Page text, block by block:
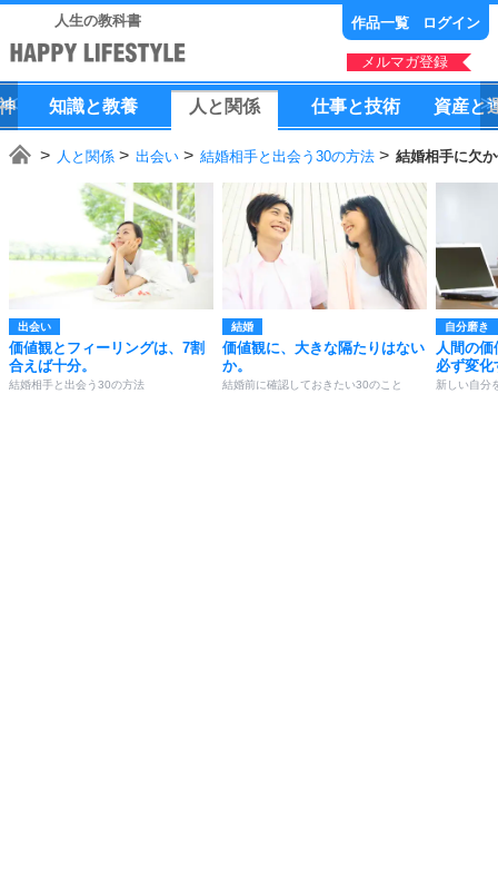
人生の教科書 作品一覧 ログイン
メルマガ登録
知識と教養 人 と 関係 仕事と技術 資産と
人と関係 出会い 結婚相手と出会う30の方法 結婚相手に欠
出会い
価値観とフィーリングは、7割
合えば十分。
結婚相手と出会う30の方法
結婚
価値観に、大きな隔たりはない
か。
結婚前に確認しておきたい30のこと
自分磨き
人間の
必ず変化
新しい自分